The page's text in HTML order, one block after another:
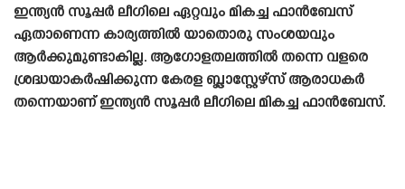
ഇന്ത്യൻ സൂപ്പർ ലീഗിലെ ഏറ്റവും മികച്ച ഫാൻബേസ്
ഏതാണെന്ന കാര്യത്തിൽ യാതൊരു സംശയവും
ആർക്കുമുണ്ടാകില്ല. ആഗോളതലത്തിൽ തന്നെ വളരെ
ശ്രദ്ധയാകർഷിക്കുന്ന കേരള ബ്ലാസ്റ്റേഴ്‌സ് ആരാധകർ
തന്നെയാണ് ഇന്ത്യൻ സൂപ്പർ ലീഗിലെ മികച്ച ഫാൻബേസ്.